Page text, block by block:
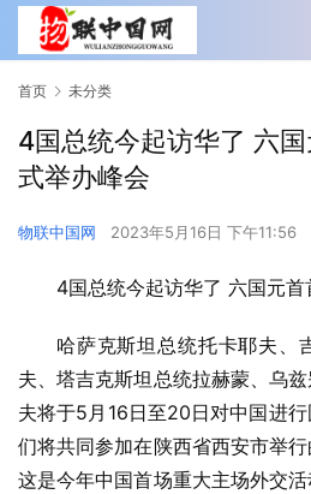
首页 未分类
4国总统今起访华了 六
式举办峰会
物联中国网 2023年5月16日 下午11:56
4国总统今起访华了 六国元
哈萨克斯坦总统托卡耶夫、
夫、塔吉克斯坦总统拉赫蒙、乌
夫将于5月16日至20日对中国进
们将共同参加在陕西省西安市举
这是今年中国首场重大主场外交